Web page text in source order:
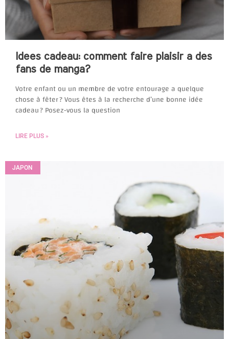
Idees cadeau: comment faire plaisir a des
fans de manga?
Votre enfant ou un membre de votre entourage a quelque
chose à fêter ? Vous êtes à la recherche d’une bonne idée
cadeau ? Posez-vous la question
LIRE PLUS »
JAPON